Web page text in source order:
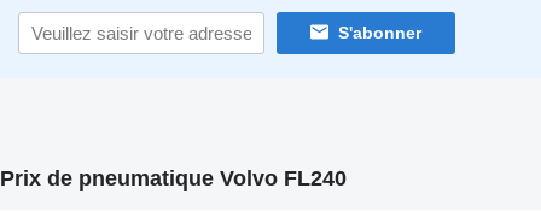
S'abonner
Prix de pneumatique Volvo FL240